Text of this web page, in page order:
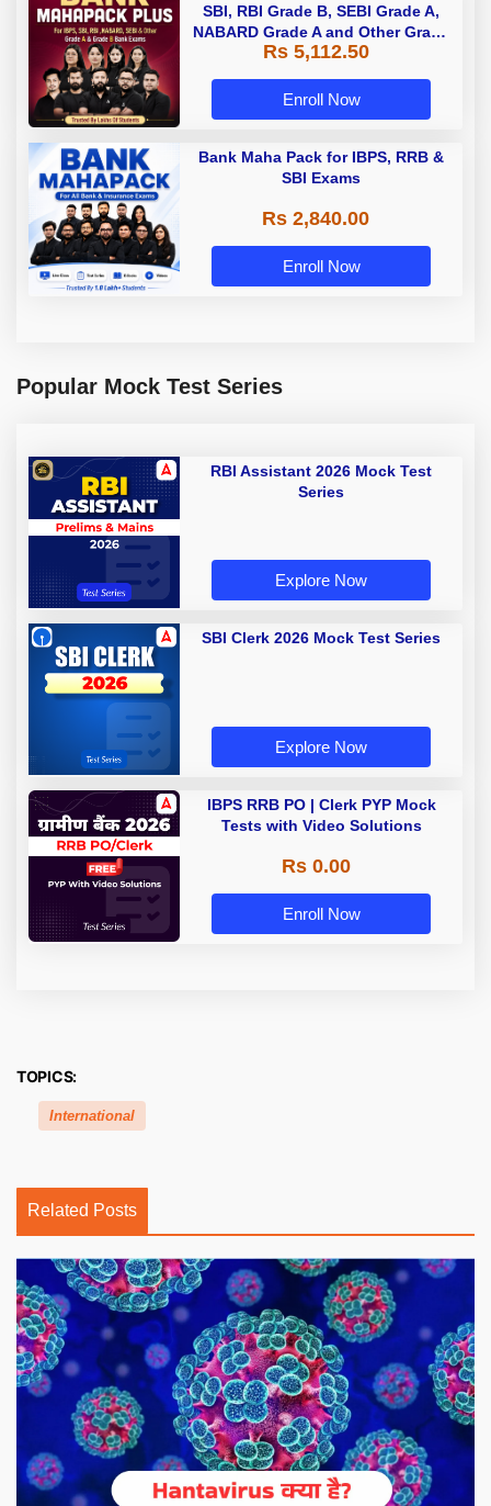
SBI, RBI Grade B, SEBI Grade A,
NABARD Grade A and Other Grade
A & Grade B Bank Exams
Rs 5,112.50
Enroll Now
Bank Maha Pack for IBPS, RRB &
SBI Exams
Rs 2,840.00
Enroll Now
Popular Mock Test Series
RBI Assistant 2026 Mock Test
Series
Explore Now
SBI Clerk 2026 Mock Test Series
Explore Now
IBPS RRB PO | Clerk PYP Mock
Tests with Video Solutions
Rs 0.00
Enroll Now
TOPICS:
International
Related Posts